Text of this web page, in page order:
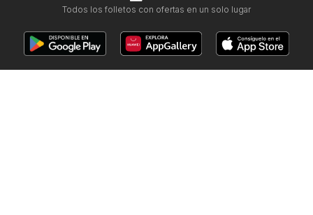
Todos los folletos con ofertas en un solo lugar